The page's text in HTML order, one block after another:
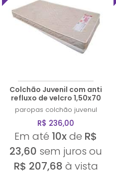
Colchão Juvenil com anti
refluxo de velcro 1,50x70
paropas colchão juvenul
R$ 236,00
Em até 10xde R$
23,60 sem juros ou
R$ 207,68 à vista